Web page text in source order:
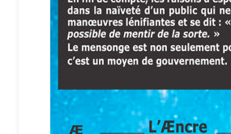
Qui sommes-nous ?
Soutien à Philippe Randa
Suivi de la Commande